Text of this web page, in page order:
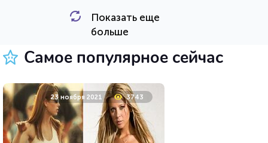
HTML - код
12 сентября 2020 7476
Показать еще
больше
Самое популярное сейчас
23 ноября 2021 3743